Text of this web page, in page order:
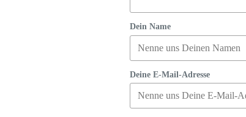
Dein Name
Deine E-Mail-Adresse